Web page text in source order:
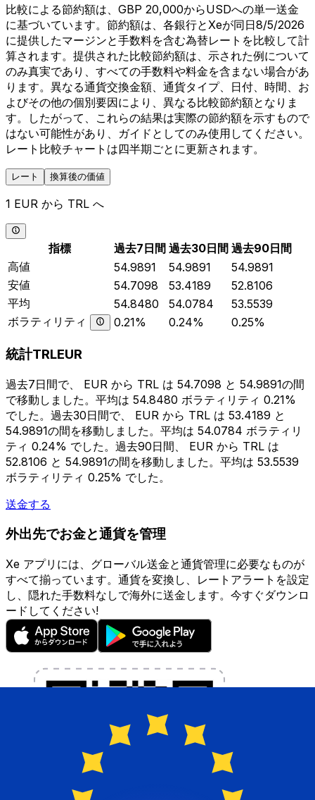
比較による節約額は、GBP 20,000からUSDへの単一送金
に基づいています。節約額は、各銀行とXeが同日8/5/2026
に提供したマージンと手数料を含む為替レートを比較して計
算されます。提供された比較節約額は、示された例について
のみ真実であり、すべての手数料や料金を含まない場合があ
ります。異なる通貨交換金額、通貨タイプ、日付、時間、お
よびその他の個別要因により、異なる比較節約額となりま
す。したがって、これらの結果は実際の節約額を示すもので
はない可能性があり、ガイドとしてのみ使用してください。
レート比較チャートは四半期ごとに更新されます。
レート 換算後の価値
1 EUR から TRL へ
指標 過去7日間 過去30日間 過去90日間
高値
54.9891 54.9891
54.9891
安値
54.7098 53.4189
52.8106
平均
54.8480 54.0784
53.5539
ボラティリティ
0.21% 0.24% 0.25%
統計TRLEUR
過去7日間で、 EUR から TRL は 54.7098 と 54.9891の間
で移動しました。平均は 54.8480 ボラティリティ 0.21%
でした。過去30日間で、 EUR から TRL は 53.4189 と
54.9891の間を移動しました。平均は 54.0784 ボラティリ
ティ 0.24% でした。過去90日間、 EUR から TRL は
52.8106 と 54.9891の間を移動しました。平均は 53.5539
ボラティリティ 0.25% でした。
送金する
外出先でお金と通貨を管理
Xe アプリには、グローバル送金と通貨管理に必要なものが
すべて揃っています。通貨を変換し、レートアラートを設定
し、隠れた手数料なしで海外に送金します。今すぐダウンロ
ードしてください!